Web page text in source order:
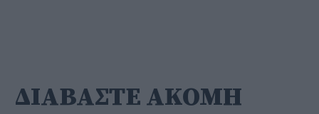
ΔΙΑΒΑΣΤΕ ΑΚΟΜΗ